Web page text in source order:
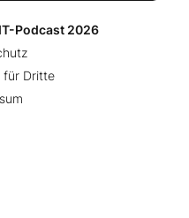
Podcast 2026
für Dritte